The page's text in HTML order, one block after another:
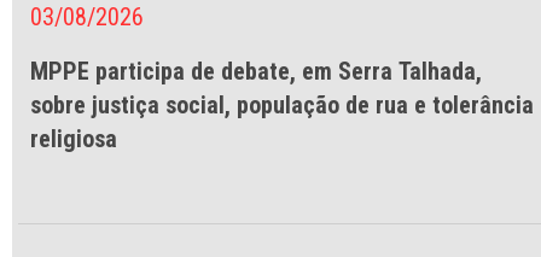
03/08/2026
MPPE participa de debate, em Serra Talhada,
sobre justiça social, população de rua e tolerância
religiosa